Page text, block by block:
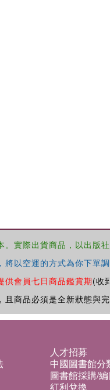
實際出貨商品，以出版
以空運的方式為你下單
供會員七日商品鑑賞期(收
商品必須是全新狀態與
人才招募
中國圖書館分
圖書館採購/編
紅利兌換